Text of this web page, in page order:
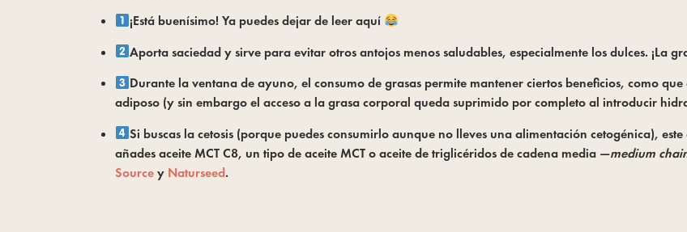
¡Está buenísimo! Ya puedes dejar de leer aquí
Aporta saciedad y sirve para evitar otros antojos menos saludables, especialmente los dulces. ¡La
Durante la ventana de ayuno, el consumo de grasas permite mantener ciertos beneficios, como
adiposo (y sin embargo el acceso a la grasa corporal queda suprimido por completo al introducir
Si buscas la cetosis (porque puedes consumirlo aunque no lleves una alimentación cetogénica),
añades aceite MCT C8, un tipo de aceite MCT o aceite de triglicéridos de cadena media —medium
Source y Naturseed.